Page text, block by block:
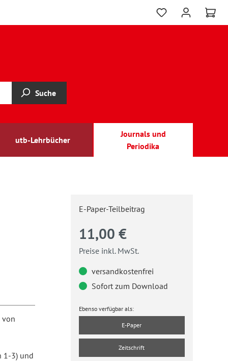
Suche
utb-Lehrbücher
Journals und
Periodika
von
1-3) und
E-Paper-Teilbeitrag
11,00 €
Preise inkl. MwSt.
versandkostenfrei
Sofort zum Download
Ebenso verfügbar als:
E-Paper
Zeitschrift